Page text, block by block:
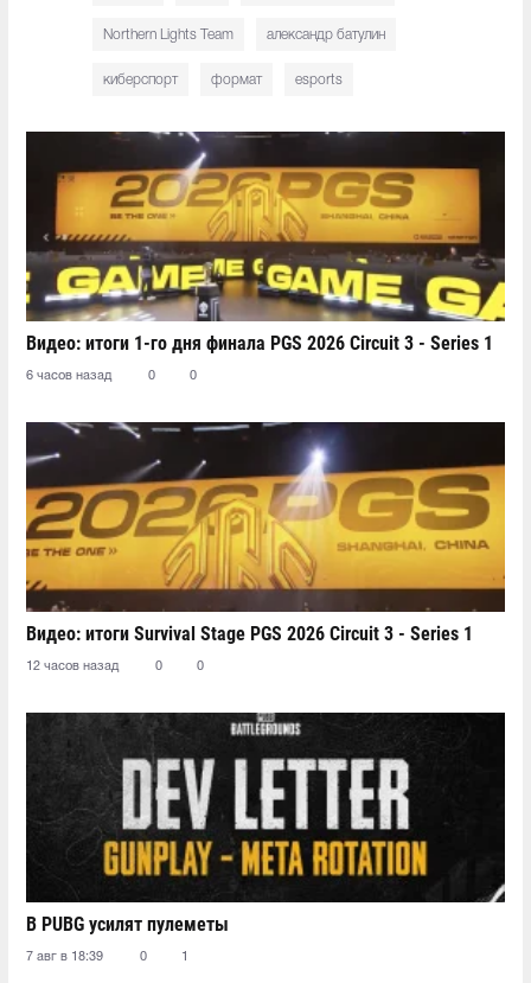
Northern Lights Team александр батулин
киберспорт формат esports
Видео: итоги 1-го дня финала PGS 2026 Circuit 3 - Series 1
6 часов назад 0 0
Видео: итоги Survival Stage PGS 2026 Circuit 3 - Series 1
12 часов назад 0 0
В PUBG усилят пулеметы
7 авг в 18:39 0 1